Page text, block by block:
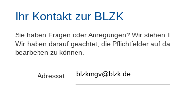
Ihr Kontakt zur BLZK
Sie haben Fragen oder Anregungen? Wir stehen
Wir haben darauf geachtet, die Pflichtfelder auf
bearbeiten zu können.
Adressat: